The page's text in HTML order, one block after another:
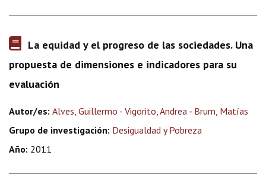
La equidad y el progreso de las sociedades. Una
propuesta de dimensiones e indicadores para su
evaluación
Autor/es: Alves, Guillermo - Vigorito, Andrea - Brum, Matías
Grupo de investigación: Desigualdad y Pobreza
Año: 2011